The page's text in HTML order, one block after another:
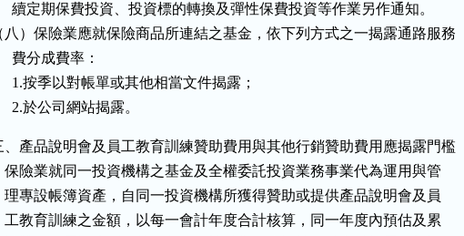
續定期保費投資、投資標的轉換及彈性保費投資等作業另作通知。
八）保險業應就保險商品所連結之基金，依下列方式之一揭露通路服務
費分成費率：
1.按季以對帳單或其他相當文件揭露；
2.於公司網站揭露。
、產品說明會及員工教育訓練贊助費用與其他行銷贊助費用應揭露門檻
保險業就同一投資機構之基金及全權委託投資業務事業代為運用與管
理專設帳簿資產，自同一投資機構所獲得贊助或提供產品說明會及員
工教育訓練之金額，以每一會計年度合計核算，同一年度內預估及累